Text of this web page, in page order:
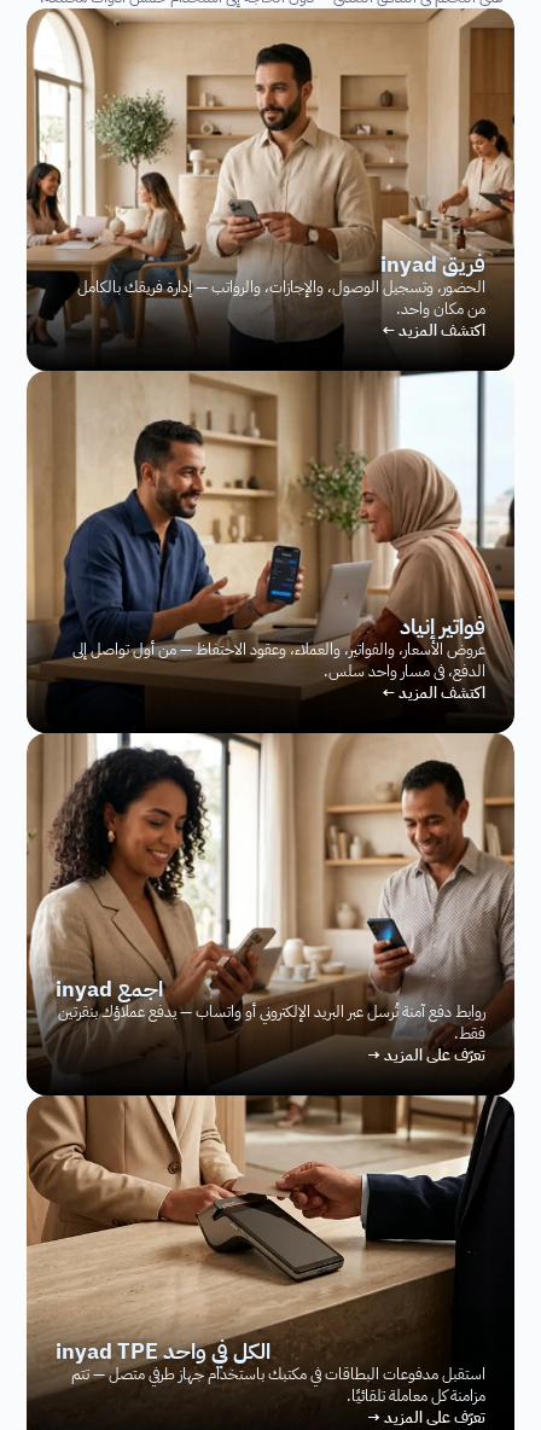
فريق inyad
الحضور، وتسجيل الوصول، والإجازات، والرواتب — إدارة فريقك بالكامل
من مكان واحد.
اكتشف المزيد ←
فواتير إنياد
الدفع، في مسار واحد سلس.
اكتشف المزيد ←
inyad اجمع
روابط دفع آمنة تُرسل عبر البريد الإلكتروني أو واتساب — يدفع عملاؤك بنقرتين
فقط.
تعرّف على المزيد →
inyad TPE الكل في واحد
مزامنة كل معاملة تلقائيًا.
تعرّف على المزيد →